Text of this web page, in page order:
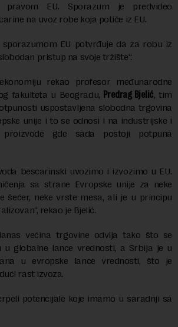
pravom EU. Sporazum je predvideo
na uvoz robe koja potiče iz EU.
EU potvrđuje da za robu iz
pristup na svoje tržište“.
rekao profesor međunarodne
fakulteta u Beogradu, Predrag Bjelić, tim
uspostavljena slobodna trgovina
unije i to se odnosi i na industrijske i
proizvode gde sada postoji potpuna
bescarinski uvozimo i izvozimo u EU.
sa strane Evropske unije za neke
šećer, neke vrste mesa, ali je u principu
rekao je Bjelić.
većina trgovine odvija tako što se
u globalne lance vrednosti, a Srbija je u
u evropske lance vrednosti, što je
rast izvoza.
potencijale koje imamo u saradnji sa